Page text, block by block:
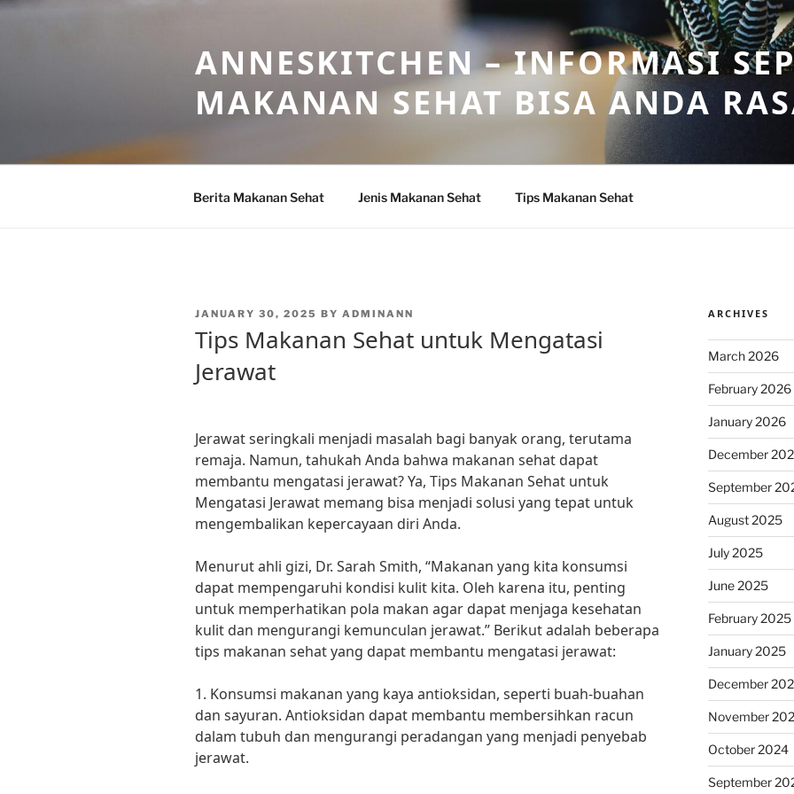
Skip
ANNESKITCHEN – INFORMASI
MAKANAN SEHAT BISA ANDA
Berita Makanan Sehat Jenis Makanan Sehat Tips Makanan Sehat
POSTED
JANUARY 30, 2025 BY ADMINANN
Tips Makanan Sehat untuk Mengatasi
Jerawat
Jerawat seringkali menjadi masalah bagi banyak orang, terutama
remaja. Namun, tahukah Anda bahwa makanan sehat dapat
membantu mengatasi jerawat? Ya, Tips Makanan Sehat untuk
Mengatasi Jerawat memang bisa menjadi solusi yang tepat untuk
mengembalikan kepercayaan diri Anda.
Menurut ahli gizi, Dr. Sarah Smith, “Makanan yang kita konsumsi
dapat mempengaruhi kondisi kulit kita. Oleh karena itu, penting
untuk memperhatikan pola makan agar dapat menjaga kesehatan
kulit dan mengurangi kemunculan jerawat.” Berikut adalah beberapa
tips makanan sehat yang dapat membantu mengatasi jerawat:
1. Konsumsi makanan yang kaya antioksidan, seperti buah-buahan
dan sayuran. Antioksidan dapat membantu membersihkan racun
dalam tubuh dan mengurangi peradangan yang menjadi penyebab
jerawat.
ARCHIVES
March 2026
February 2026
January 2026
December
September
August 2025
July 2025
June 2025
February 2025
January 2025
December
November
October 2024
September